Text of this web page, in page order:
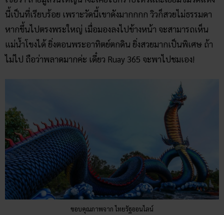
นี้เป็นที่เรียบร้อย เพราะวัดนี้เขาดังมากกกก วิวก็สวยไม่ธรรมดา
หากขึ้นไปตรงพระใหญ่ เมื่อมองลงไปข้างหน้า จะสามารถเห็น
แม่น้ำโขงได้ ยิ่งตอนพระอาทิตย์ตกดิน ยิ่งสวยมากเป็นพิเศษ ถ้า
ไม่ไป ถือว่าพลาดมากค่ะ เดี๋ยว Ruay 365 จะพาไปชมเอง!
ขอบคุณภาพจาก ไทยรัฐออนไลน์